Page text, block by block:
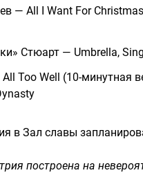
— All I Want For
Стюарт — Umbrella,
Too Well (10-минутная
в Зал славы
построена на